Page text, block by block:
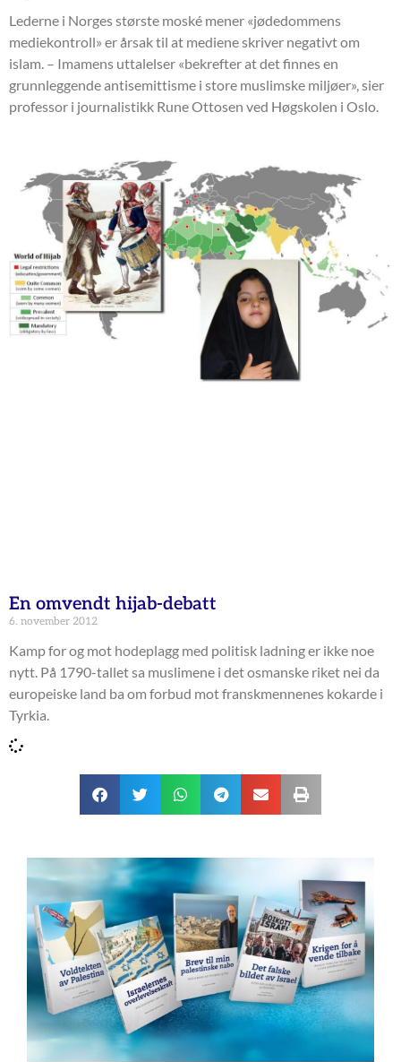
Lederne i Norges største moské mener «jødedommens
mediekontroll» er årsak til at mediene skriver negativt om
islam. – Imamens uttalelser «bekrefter at det finnes en
grunnleggende antisemittisme i store muslimske miljøer», sier
professor i journalistikk Rune Ottosen ved Høgskolen i Oslo.
En omvendt hijab-debatt
6. november 2012
Kamp for og mot hodeplagg med politisk ladning er ikke noe
nytt. På 1790-tallet sa muslimene i det osmanske riket nei da
europeiske land ba om forbud mot franskmennenes kokarde i
Tyrkia.